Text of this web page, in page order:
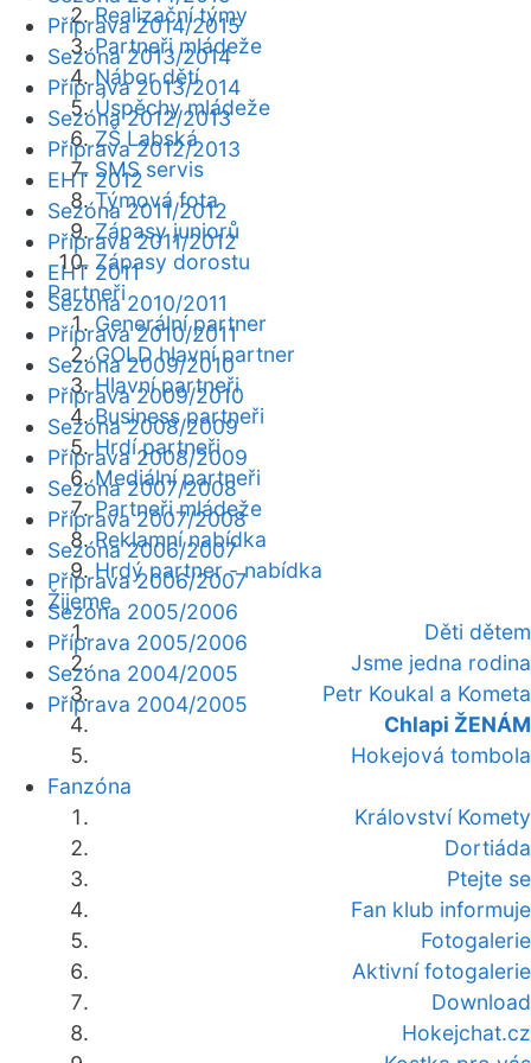
Realizační týmy
Partneři mládeže
Nábor dětí
Úspěchy mládeže
ZŠ Labská
SMS servis
Týmová fota
Zápasy juniorů
Zápasy dorostu
Partneři
Generální partner
GOLD hlavní partner
Hlavní partneři
Business partneři
Hrdí partneři
Mediální partneři
Partneři mládeže
Reklamní nabídka
Hrdý partner - nabídka
Žijeme
Děti dětem
Jsme jedna rodina
Petr Koukal a Kometa
Chlapi ŽENÁM
Hokejová tombola
Fanzóna
Království Komety
Dortiáda
Ptejte se
Fan klub informuje
Fotogalerie
Aktivní fotogalerie
Download
Hokejchat.cz
Příprava 2014/2015
Sezóna 2013/2014
Příprava 2013/2014
Sezóna 2012/2013
Příprava 2012/2013
EHT 2012
Sezóna 2011/2012
Příprava 2011/2012
EHT 2011
Sezóna 2010/2011
Příprava 2010/2011
Sezóna 2009/2010
Příprava 2009/2010
Sezóna 2008/2009
Příprava 2008/2009
Sezóna 2007/2008
Příprava 2007/2008
Sezóna 2006/2007
Příprava 2006/2007
Sezóna 2005/2006
Příprava 2005/2006
Sezóna 2004/2005
Příprava 2004/2005